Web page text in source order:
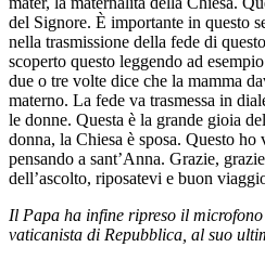
del Signore. È importante in questo
nella trasmissione della fede di
scoperto questo leggendo ad
due o tre volte dice che la mamma
materno. La fede va trasmessa in
le donne. Questa è la grande gioia
donna, la Chiesa è sposa. Questo
pensando a sant’Anna. Grazie,
dell’ascolto, riposatevi e buon
Il Papa ha infine ripreso il
vaticanista di Repubblica, al suo